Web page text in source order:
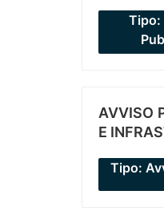
Tipo:
AVVISO
E
Tipo: